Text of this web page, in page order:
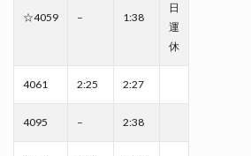
☆4059 – 1:38
日
運
休
4061 2:25 2:27
4095 – 2:38